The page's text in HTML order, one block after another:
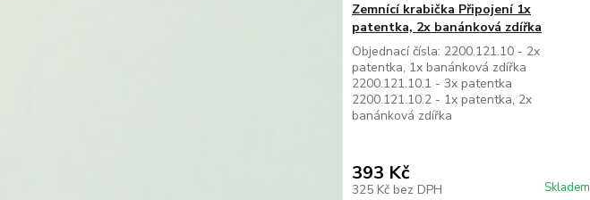
Zemnící krabička Připojení 1x
patentka, 2x banánková zdířka
Objednací čísla: 2200.121.10 - 2x
patentka, 1x banánková zdířka
2200.121.10.1 - 3x patentka
2200.121.10.2 - 1x patentka, 2x
banánková zdířka
393 Kč
325 Kč bez DPH Skladem